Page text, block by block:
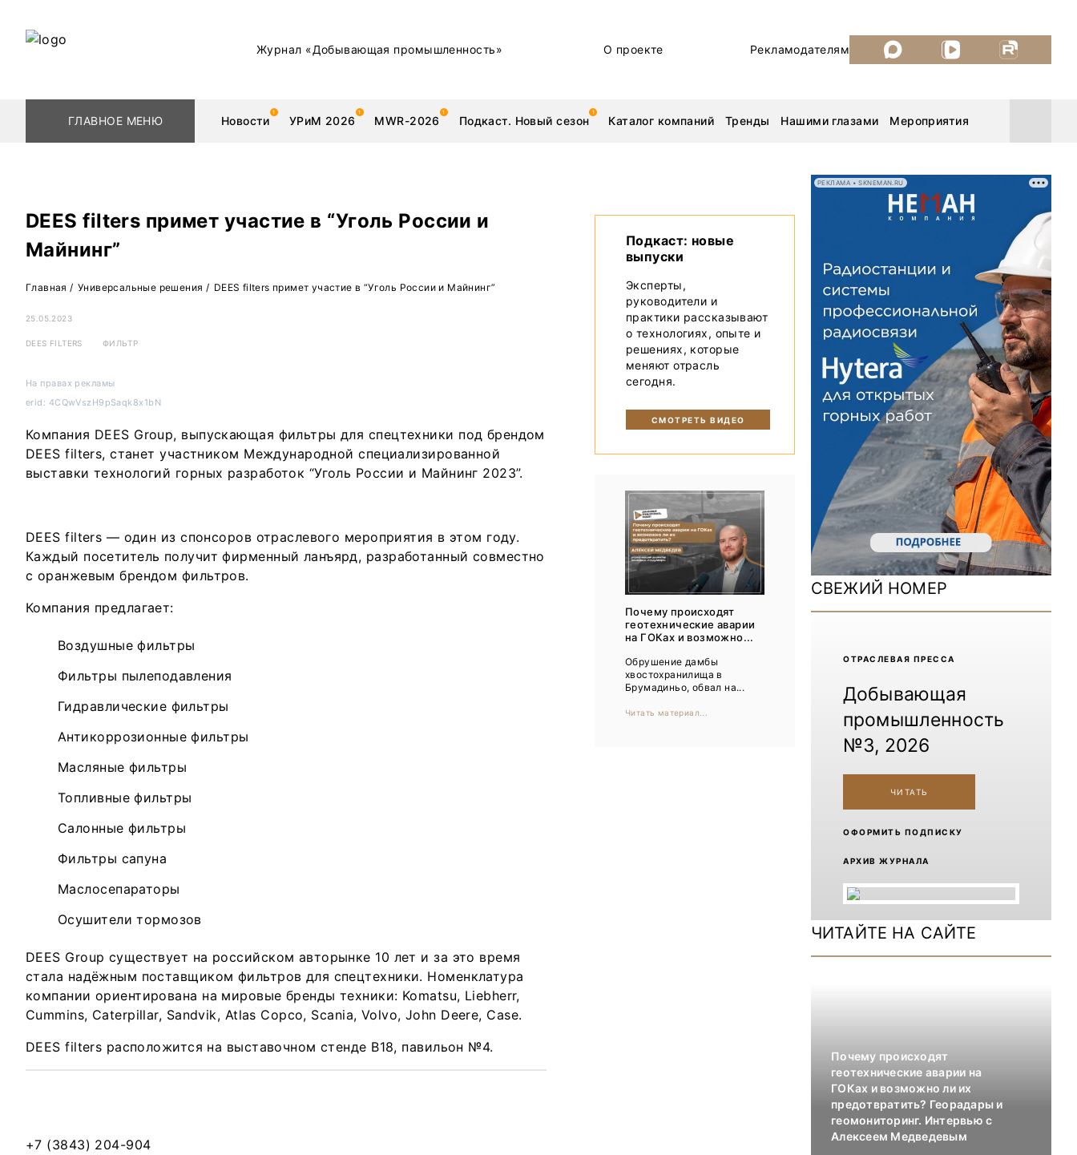
Журнал «Добывающая промышленность» О проекте Рекламодателям
ГЛАВНОЕ МЕНЮ Новости УРиМ 2026 MWR-2026 Подкаст. Новый сезон Каталог компаний Тренды Нашими глазами Мероприятия
Нашими глазами | Репортажи с предприятий
Мероприятия
Каталог компаний
MiningWorld Russia 2026
ДП Подкаст. Новый сезон
Рудник 2025
MiningWorld Russia 2025
Уголь России и Майнинг 2025
Рудник 2024 | Обзор выставки
В помощь шахтёру 2024
Уголь России и Майнинг 2024
Mining World Russia 2024
DEES filters примет участие в “Уголь России и
Майнинг”
Главная / Универсальные решения / DEES filters примет участие в “Уголь России и Майнинг”
25.05.2023
DEES FILTERS ФИЛЬТР
На правах рекламы
erid: 4CQwVszH9pSaqk8x1bN
Компания DEES Group, выпускающая фильтры для спецтехники под брендом
DEES filters, станет участником Международной специализированной
выставки технологий горных разработок “Уголь России и Майнинг 2023”.
DEES filters — один из спонсоров отраслевого мероприятия в этом году.
Каждый посетитель получит фирменный ланъярд, разработанный совместно
с оранжевым брендом фильтров.
Компания предлагает:
Воздушные фильтры
Фильтры пылеподавления
Гидравлические фильтры
Антикоррозионные фильтры
Масляные фильтры
Топливные фильтры
Салонные фильтры
Фильтры сапуна
Маслосепараторы
Осушители тормозов
DEES Group существует на российском авторынке 10 лет и за это время
стала надёжным поставщиком фильтров для спецтехники. Номенклатура
компании ориентирована на мировые бренды техники: Komatsu, Liebherr,
Cummins, Caterpillar, Sandvik, Atlas Copco, Scania, Volvo, John Deere, Case.
DEES filters расположится на выставочном стенде В18, павильон №4.
+7 (3843) 204-904
Подкаст: новые
выпуски
Эксперты,
руководители и
практики рассказывают
о технологиях, опыте и
решениях, которые
меняют отрасль
сегодня.
СМОТРЕТЬ ВИДЕО
Почему происходят
геотехнические аварии
на ГОКах и возможно...
Обрушение дамбы
хвостохранилища в
Брумадиньо, обвал на...
Читать материал...
РЕКЛАМА • SKNEMAN.RU
СВЕЖИЙ НОМЕР
ОТРАCЛЕВАЯ ПРЕССА
Добывающая
промышленность
№3, 2026
ЧИТАТЬ
ОФОРМИТЬ ПОДПИСКУ
АРХИВ ЖУРНАЛА
ЧИТАЙТЕ НА САЙТЕ
Почему происходят
геотехнические аварии на
ГОКах и возможно ли их
предотвратить? Георадары и
геомониторинг. Интервью с
Алексеем Медведевым